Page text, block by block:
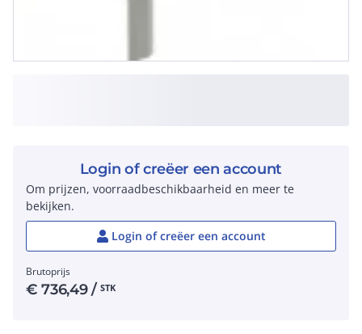
Login of creëer een account
Om prijzen, voorraadbeschikbaarheid en meer te
bekijken.
Login of creëer een account
Brutoprijs
€736,49/ STK